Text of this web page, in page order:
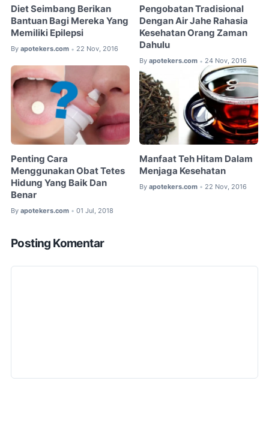
Diet Seimbang Berikan
Bantuan Bagi Mereka Yang
Memiliki Epilepsi
By apotekers.com • 22 Nov, 2016
Pengobatan Tradisional
Dengan Air Jahe Rahasia
Kesehatan Orang Zaman
Dahulu
By apotekers.com • 24 Nov, 2016
Penting Cara
Menggunakan Obat Tetes
Hidung Yang Baik Dan
Benar
By apotekers.com • 01 Jul, 2018
Manfaat Teh Hitam Dalam
Menjaga Kesehatan
By apotekers.com • 22 Nov, 2016
Posting Komentar